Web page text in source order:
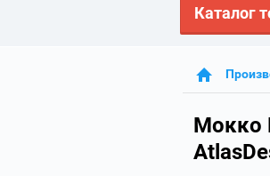
Мокко
Каталог